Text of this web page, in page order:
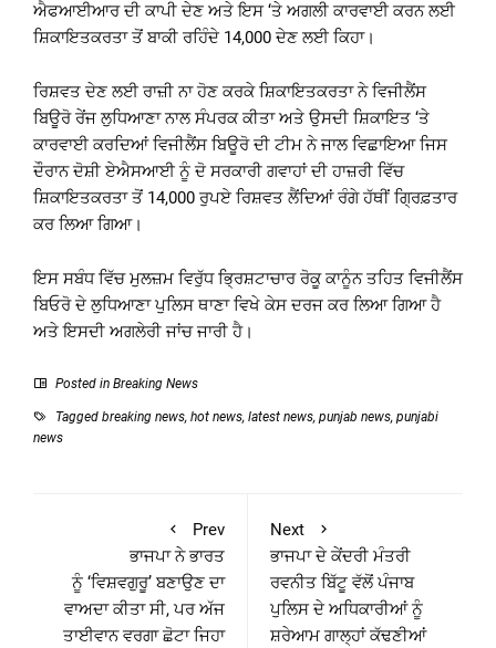
ਐਫਆਈਆਰ ਦੀ ਕਾਪੀ ਦੇਣ ਅਤੇ ਇਸ ‘ਤੇ ਅਗਲੀ ਕਾਰਵਾਈ ਕਰਨ ਲਈ
ਸ਼ਿਕਾਇਤਕਰਤਾ ਤੋਂ ਬਾਕੀ ਰਹਿੰਦੇ 14,000 ਦੇਣ ਲਈ ਕਿਹਾ।
ਰਿਸ਼ਵਤ ਦੇਣ ਲਈ ਰਾਜ਼ੀ ਨਾ ਹੋਣ ਕਰਕੇ ਸ਼ਿਕਾਇਤਕਰਤਾ ਨੇ ਵਿਜੀਲੈਂਸ
ਬਿਊਰੋ ਰੇਂਜ ਲੁਧਿਆਣਾ ਨਾਲ ਸੰਪਰਕ ਕੀਤਾ ਅਤੇ ਉਸਦੀ ਸ਼ਿਕਾਇਤ ‘ਤੇ
ਕਾਰਵਾਈ ਕਰਦਿਆਂ ਵਿਜੀਲੈਂਸ ਬਿਊਰੋ ਦੀ ਟੀਮ ਨੇ ਜਾਲ ਵਿਛਾਇਆ ਜਿਸ
ਦੌਰਾਨ ਦੋਸ਼ੀ ਏਐਸਆਈ ਨੂੰ ਦੋ ਸਰਕਾਰੀ ਗਵਾਹਾਂ ਦੀ ਹਾਜ਼ਰੀ ਵਿੱਚ
ਸ਼ਿਕਾਇਤਕਰਤਾ ਤੋਂ 14,000 ਰੁਪਏ ਰਿਸ਼ਵਤ ਲੈਂਦਿਆਂ ਰੰਗੇ ਹੱਥੀਂ ਗ੍ਰਿਫ਼ਤਾਰ
ਕਰ ਲਿਆ ਗਿਆ।
ਇਸ ਸਬੰਧ ਵਿੱਚ ਮੁਲਜ਼ਮ ਵਿਰੁੱਧ ਭ੍ਰਿਸ਼ਟਾਚਾਰ ਰੋਕੂ ਕਾਨੂੰਨ ਤਹਿਤ ਵਿਜੀਲੈਂਸ
ਬਿਓਰੋ ਦੇ ਲੁਧਿਆਣਾ ਪੁਲਿਸ ਥਾਣਾ ਵਿਖੇ ਕੇਸ ਦਰਜ ਕਰ ਲਿਆ ਗਿਆ ਹੈ
ਅਤੇ ਇਸਦੀ ਅਗਲੇਰੀ ਜਾਂਚ ਜਾਰੀ ਹੈ।
Posted in Breaking News
Tagged breaking news, hot news, latest news, punjab news, punjabi
news
Prev
ਭਾਜਪਾ ਨੇ ਭਾਰਤ
ਨੂੰ ‘ਵਿਸ਼ਵਗੁਰੂ’ ਬਣਾਉਣ ਦਾ
ਵਾਅਦਾ ਕੀਤਾ ਸੀ, ਪਰ ਅੱਜ
ਤਾਈਵਾਨ ਵਰਗਾ ਛੋਟਾ ਜਿਹਾ
Next
ਭਾਜਪਾ ਦੇ ਕੇਂਦਰੀ ਮੰਤਰੀ
ਰਵਨੀਤ ਬਿੱਟੂ ਵੱਲੋਂ ਪੰਜਾਬ
ਪੁਲਿਸ ਦੇ ਅਧਿਕਾਰੀਆਂ ਨੂੰ
ਸ਼ਰੇਆਮ ਗਾਲ੍ਹਾਂ ਕੱਢਣੀਆਂ